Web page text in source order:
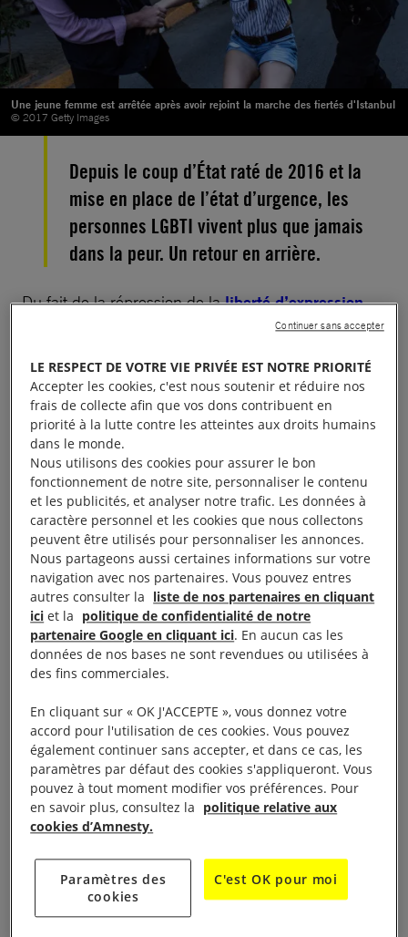
Une jeune femme est arrêtée après avoir rejoint la marche des fiertés d'Istanbul
© 2017 Getty Images
Depuis le coup d’État raté de 2016 et la
mise en place de l’état d’urgence, les
personnes LGBTI vivent plus que jamais
dans la peur. Un retour en arrière.
Du fait de la répression de laliberté d’expression,
peuvent être
Ces personnes ont perdu espoir et pensent qu’il n’y
a pas d’avenir pour elles. Un grand nombre d’entre
eux sont partis s’installer à l’étranger ou envisagent
de le faire.
Cela représente un net revirement par rapport à la
situation que nous avons connue enTurquieil y a
quelques années seulement, quand les
organisationsLGBTIétaient de plus en plus visibles
et s’exprimaient de plus en plus ouvertement. Lors
de la dernière marche des fiertés à Istanbul, en juin
2014, des dizaines de milliers de personnes ont
défilé dans les rues, dans un élan de joyeuse
assurance.
Mais tout cela semble bien loin aujourd’hui, en
particulier depuis la répression qui a fait suite au
coup d’État manqué de juillet 2016.
À lire aussi :Aucun contenu sélectionné.
LE RESPECT DE VOTRE VIE PRIVÉE EST NOTRE PRIORITÉ
Accepter les cookies, c'est nous soutenir et réduire nos
frais de collecte afin que vos dons contribuent en
priorité à la lutte contre les atteintes aux droits humains
dans le monde.
Nous utilisons des cookies pour assurer le bon
fonctionnement de notre site, personnaliser le contenu
et les publicités, et analyser notre trafic. Les données à
caractère personnel et les cookies que nous collectons
peuvent être utilisés pour personnaliser les annonces.
Nous partageons aussi certaines informations sur votre
navigation avec nos partenaires. Vous pouvez entres
autres consulter la liste de nos partenaires en cliquant
ici et la politique de confidentialité de notre
partenaire Google en cliquant ici. En aucun cas les
données de nos bases ne sont revendues ou utilisées à
des fins commerciales.
En cliquant sur « OK J'ACCEPTE », vous donnez votre
accord pour l'utilisation de ces cookies. Vous pouvez
également continuer sans accepter, et dans ce cas, les
paramètres par défaut des cookies s'appliqueront. Vous
pouvez à tout moment modifier vos préférences. Pour
en savoir plus, consultez la politique relative aux
cookies d’Amnesty.
Paramètres des
cookies
C'est OK pour moi
Continuer sans accepter